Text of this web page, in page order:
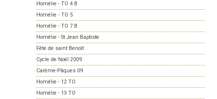
Homélie - TO 4 B
Homélie - TO 5
Homélie - TO 7 B
Homélie - St Jean Baptiste
Fête de saint Benoît
Cycle de Noël 2009
Carême-Pâques 09
Homélie - 12 TO
Homélie - 13 TO